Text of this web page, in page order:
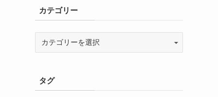
カテゴリー
タグ